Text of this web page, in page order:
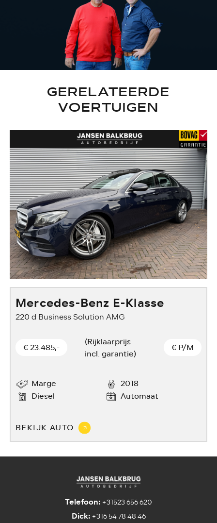
GERELATEERDE
VOERTUIGEN
Mercedes-Benz E-Klasse
220 d Business Solution AMG
€ 23.485,-
(Rijklaarprijs
incl. garantie)
€ P/M
Marge
2018
Diesel
Automaat
BEKIJK AUTO
Telefoon: +31523 656 620
Dick:+316 54 78 48 46